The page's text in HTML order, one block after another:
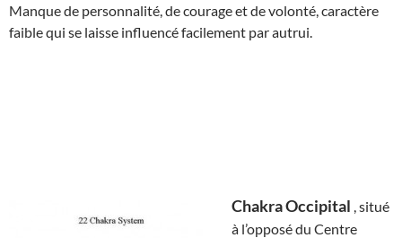
Manque de personnalité, de courage et de volonté, caractère
faible qui se laisse influencé facilement par autrui.
Chakra Occipital , situé
à l’opposé du Centre